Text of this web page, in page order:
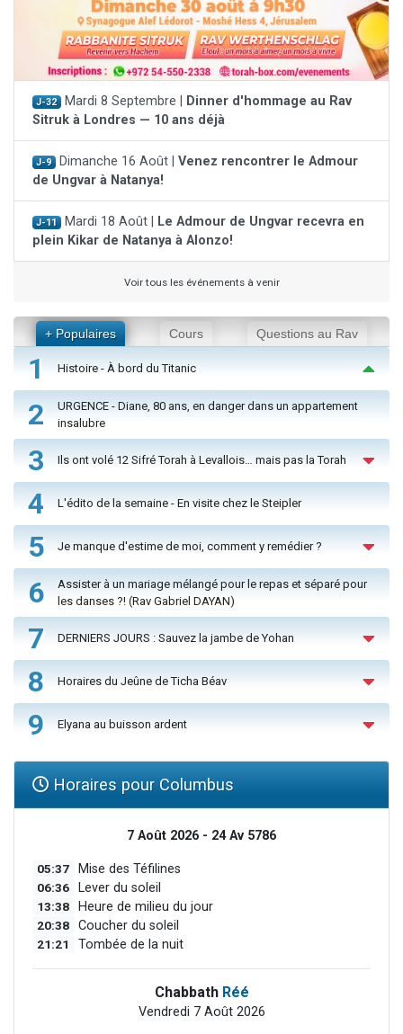
J-32 Mardi 8 Septembre |
Dinner d'hommage au Rav
Sitruk à Londres — 10 ans déjà
J-9 Dimanche 16 Août | Venez rencontrer le Admour
de Ungvar à Natanya!
J-11 Mardi 18 Août |
Le Admour de Ungvar recevra en
plein Kikar de Natanya à Alonzo!
Voir tous les événements à venir
+ Populaires Cours Questions au Rav
1 Histoire - À bord du Titanic
2
URGENCE - Diane, 80 ans, en danger dans un appartement
insalubre
3 Ils ont volé 12 Sifré Torah à Levallois… mais pas la Torah
4 L'édito de la semaine - En visite chez le Steipler
5 Je manque d'estime de moi, comment y remédier ?
6
Assister à un mariage mélangé pour le repas et séparé pour
les danses ?! (Rav Gabriel DAYAN)
7 DERNIERS JOURS : Sauvez la jambe de Yohan
8 Horaires du Jeûne de Ticha Béav
9 Elyana au buisson ardent
Horaires pour Columbus
7 Août 2026 - 24 Av 5786
05:37 Mise des Téfilines
06:36 Lever du soleil
13:38 Heure de milieu du jour
20:38 Coucher du soleil
21:21 Tombée de la nuit
Chabbath Réé
Vendredi 7 Août 2026